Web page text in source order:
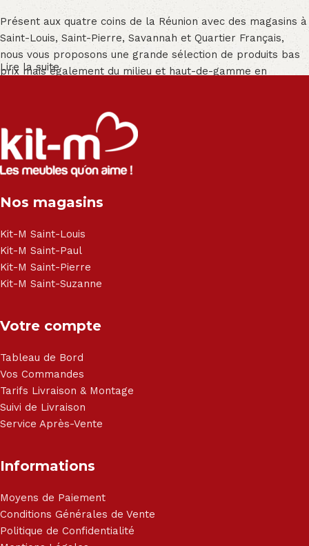
Présent aux quatre coins de la Réunion avec des magasins à
Saint-Louis, Saint-Pierre, Savannah et Quartier Français,
nous vous proposons une grande sélection de produits bas
prix mais également du milieu et haut-de-gamme en
Salon angle - Salon convertible - Salon relax - Canapé -
Canapé lit - Cuisine sur-mesure - Fauteuil - Armoire - Table
et chaise - Meuble de salle de bain - Literie - Lit - Bureau -
Électroménager - Télévision led - Réfrigérateur -
- Matelas - Hifi Hitachi, LG, Sharp, Philips, Bosh, Moulinex,
Haier, Sony, Cecotec, Westpoint, Dyson.
Lire la suite
Nos magasins
Kit-M Saint-Louis
Kit-M Saint-Paul
Kit-M Saint-Pierre
Kit-M Saint-Suzanne
Votre compte
Tableau de Bord
Vos Commandes
Tarifs Livraison & Montage
Suivi de Livraison
Service Après-Vente
Informations
Moyens de Paiement
Conditions Générales de Vente
Politique de Confidentialité